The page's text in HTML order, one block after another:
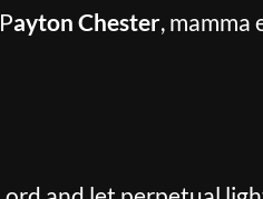
ayton Chester, mamma